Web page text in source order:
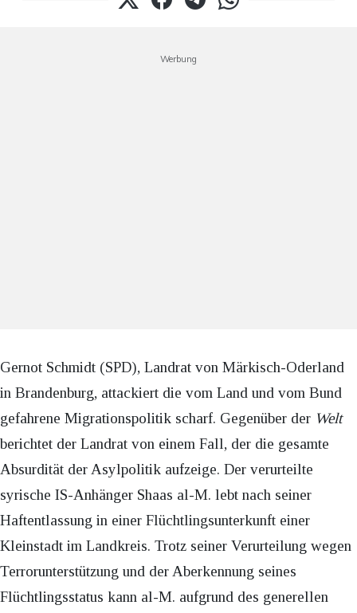
Werbung
Gernot Schmidt (SPD), Landrat von Märkisch-Oderland
in Brandenburg, attackiert die vom Land und vom Bund
gefahrene Migrationspolitik scharf. Gegenüber der Welt
berichtet der Landrat von einem Fall, der die gesamte
Absurdität der Asylpolitik aufzeige. Der verurteilte
syrische IS-Anhänger Shaas al-M. lebt nach seiner
Haftentlassung in einer Flüchtlingsunterkunft einer
Kleinstadt im Landkreis. Trotz seiner Verurteilung wegen
Terrorunterstützung und der Aberkennung seines
Flüchtlingsstatus kann al-M. aufgrund des generellen